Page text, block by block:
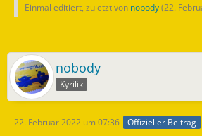
Einmal editiert, zuletzt von nobody(22.
nobody
Kyrilik
22. Februar 2022 um 07:36 Offizieller Beitrag